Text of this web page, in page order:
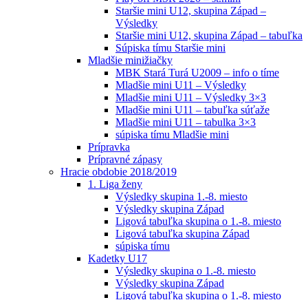
Staršie mini U12, skupina Západ –
Výsledky
Staršie mini U12, skupina Západ – tabuľka
Súpiska tímu Staršie mini
Mladšie minižiačky
MBK Stará Turá U2009 – info o tíme
Mladšie mini U11 – Výsledky
Mladšie mini U11 – Výsledky 3×3
Mladšie mini U11 – tabuľka súťaže
Mladšie mini U11 – tabulka 3×3
súpiska tímu Mladšie mini
Prípravka
Prípravné zápasy
Hracie obdobie 2018/2019
1. Liga ženy
Výsledky skupina 1.-8. miesto
Výsledky skupina Západ
Ligová tabuľka skupina o 1.-8. miesto
Ligová tabuľka skupina Západ
súpiska tímu
Kadetky U17
Výsledky skupina o 1.-8. miesto
Výsledky skupina Západ
Ligová tabuľka skupina o 1.-8. miesto